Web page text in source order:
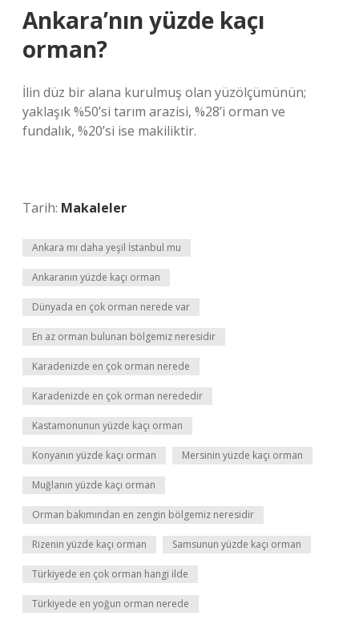
Ankara’nın yüzde kaçı
orman?
İlin düz bir alana kurulmuş olan yüzölçümünün;
yaklaşık %50’si tarım arazisi, %28’i orman ve
fundalık, %20’si ise makiliktir.
Tarih: Makaleler
Ankara mı daha yeşil İstanbul mu
Ankaranın yüzde kaçı orman
Dünyada en çok orman nerede var
En az orman bulunan bölgemiz neresidir
Karadenizde en çok orman nerede
Karadenizde en çok orman nerededir
Kastamonunun yüzde kaçı orman
Konyanın yüzde kaçı orman Mersinin yüzde kaçı orman
Muğlanın yüzde kaçı orman
Orman bakımından en zengin bölgemiz neresidir
Rizenin yüzde kaçı orman Samsunun yüzde kaçı orman
Türkiyede en çok orman hangi ilde
Türkiyede en yoğun orman nerede